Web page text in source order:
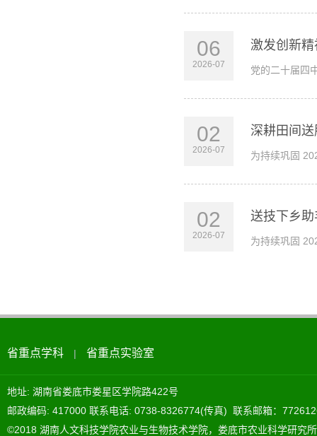
06
2026-07
激发创新
党的二十届四
02
2026-07
深耕田间
为持续巩固
02
2026-07
送技下乡
为持续巩固
省重点学科 | 省重点实验室
地址: 湖南省娄底市娄星区学院路422号
邮政编码: 417000 联系电话: 0738-8326774(传真) 联系邮箱：
©2018 湖南人文科技学院农业与生物技术学院，娄底市农业科学研究所